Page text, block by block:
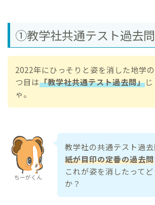
①教学社共通テスト過去問
2022年にひっそりと姿を消した地学
つ目は「教学社共通テスト過去問」じ
ゃ。
ちーがくん
教学社の共通テスト過去
紙が目印の定番の過去問
これが姿を消したって
か？